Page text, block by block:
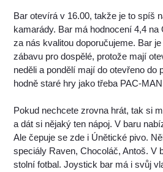
Bar otevírá v 16.00, takže je to spíš
kamarády. Bar má hodnocení 4,4
za nás kvalitou doporučujeme. Bar
zábavu pro dospělé, protože mají
neděli a pondělí mají do otevřeno do
hodně staré hry jako třeba PAC-
Pokud nechcete zrovna hrát, tak si
a dát si nějaký ten nápoj. V baru
Ale čepuje se zde i Únětické pivo.
speciály Raven, Chocoláč, Antoš. V
stolní fotbal. Joystick bar má i svůj